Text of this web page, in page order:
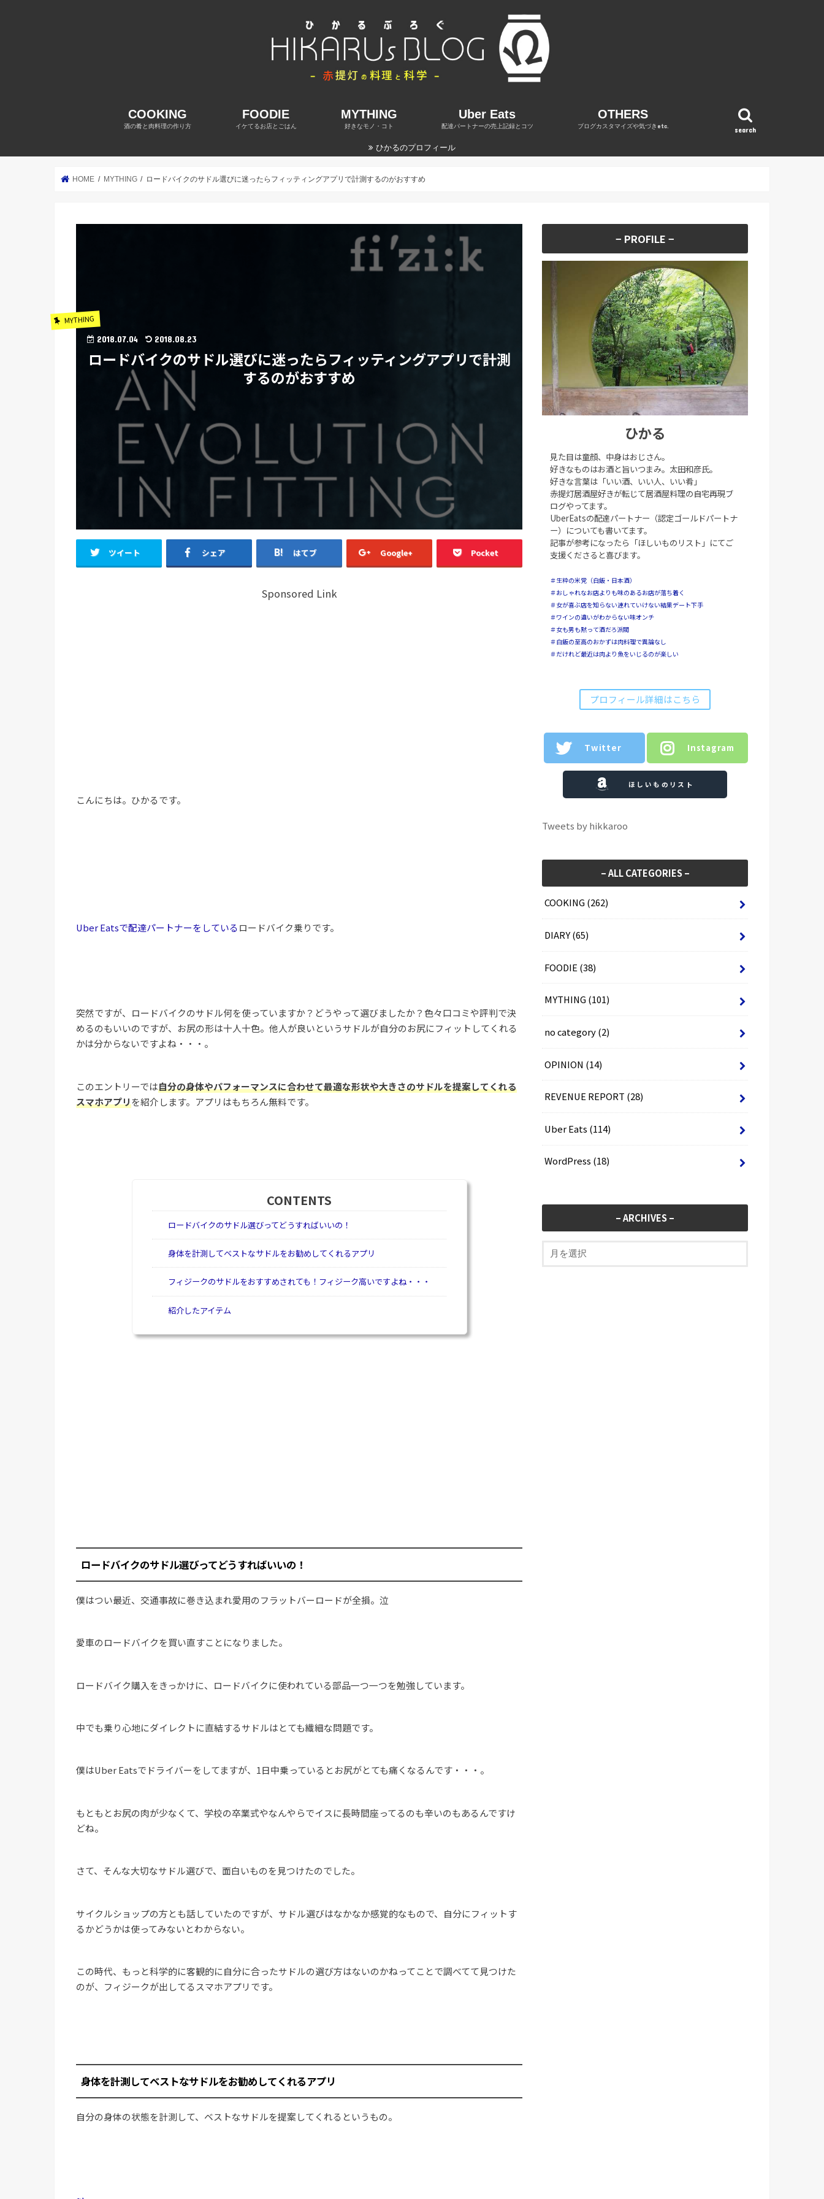
search
COOKING
酒の肴と肉料理の作り方
FOODIE
イケてるお店とごはん
MYTHING
好きなモノ・コト
Uber Eats
配達パートナーの売上記録とコツ
OTHERS
ブログカスタマイズや気づきetc.
ひかるのプロフィール
HOME MYTHING ロードバイクのサドル選びに迷ったらフィッティングアプリで計測するのがおすすめ
MYTHING
2018.07.04 2018.08.23
ロードバイクのサドル選びに迷ったらフィッティングアプリで計測
するのがおすすめ
ツイート シェア はてブ Google+ Pocket
Sponsored Link
こんにちは。ひかるです。
Uber Eatsで配達パートナーをしているロードバイク乗りです。
突然ですが、ロードバイクのサドル何を使っていますか？どうやって選びましたか？色々口コミや評判で決
めるのもいいのですが、お尻の形は十人十色。他人が良いというサドルが自分のお尻にフィットしてくれる
かは分からないですよね・・・。
このエントリーでは自分の身体やパフォーマンスに合わせて最適な形状や大きさのサドルを提案してくれる
スマホアプリを紹介します。アプリはもちろん無料です。
CONTENTS
ロードバイクのサドル選びってどうすればいいの！
身体を計測してベストなサドルをお勧めしてくれるアプリ
フィジークのサドルをおすすめされても！フィジーク高いですよね・・・
紹介したアイテム
ロードバイクのサドル選びってどうすればいいの！
僕はつい最近、交通事故に巻き込まれ愛用のフラットバーロードが全損。泣
愛車のロードバイクを買い直すことになりました。
ロードバイク購入をきっかけに、ロードバイクに使われている部品一つ一つを勉強しています。
中でも乗り心地にダイレクトに直結するサドルはとても繊細な問題です。
僕はUber Eatsでドライバーをしてますが、1日中乗っているとお尻がとても痛くなるんです・・・。
もともとお尻の肉が少なくて、学校の卒業式やなんやらでイスに長時間座ってるのも辛いのもあるんですけ
どね。
さて、そんな大切なサドル選びで、面白いものを見つけたのでした。
サイクルショップの方とも話していたのですが、サドル選びはなかなか感覚的なもので、自分にフィットす
るかどうかは使ってみないとわからない。
この時代、もっと科学的に客観的に自分に合ったサドルの選び方はないのかねってことで調べてて見つけた
のが、フィジークが出してるスマホアプリです。
身体を計測してベストなサドルをお勧めしてくれるアプリ
自分の身体の状態を計測して、ベストなサドルを提案してくれるというもの。
− PROFILE −
ひかる
見た目は童顔、中身はおじさん。
好きなものはお酒と旨いつまみ。太田和彦氏。
好きな言葉は「いい酒、いい人、いい肴」
赤提灯居酒屋好きが転じて居酒屋料理の自宅再現ブ
ログやってます。
UberEatsの配達パートナー（認定ゴールドパートナ
ー）についても書いてます。
記事が参考になったら「ほしいものリスト」にてご
支援くださると喜びます。
＃生粋の米党（白飯・日本酒）
＃おしゃれなお店よりも味のあるお店が落ち着く
＃女が喜ぶ店を知らない連れていけない結果デート下手
＃ワインの違いがわからない味オンチ
＃女も男も黙って酒だろ派閥
＃白飯の至高のおかずは肉料理で異論なし
＃だけれど最近は肉より魚をいじるのが楽しい
プロフィール詳細はこちら
Twitter Instagram
ほしいものリスト
Tweets by hikkaroo
– ALL CATEGORIES –
COOKING(262)
DIARY(65)
FOODIE (38)
MYTHING(101)
no category(2)
OPINION (14)
REVENUE REPORT (28)
Uber Eats (114)
WordPress (18)
– ARCHIVES –